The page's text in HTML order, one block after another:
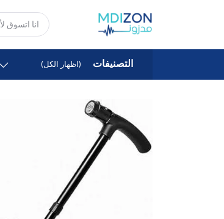
التصنيفات (اظهار الكل)